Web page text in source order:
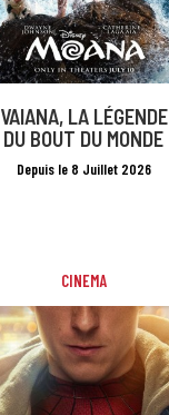
VAIANA, LA LÉGENDE
DU BOUT DU MONDE
Depuis le 8 Juillet 2026
CINEMA